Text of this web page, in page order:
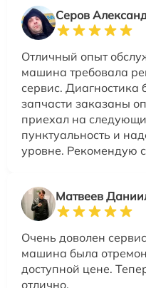
Серов
Отличный опыт
машина требовала
сервис. Диагностика
запчасти заказаны
приехал на
пунктуальность и
уровне. Рекомендую
Матвеев
Очень доволен
машина была
доступной цене.
отлично.